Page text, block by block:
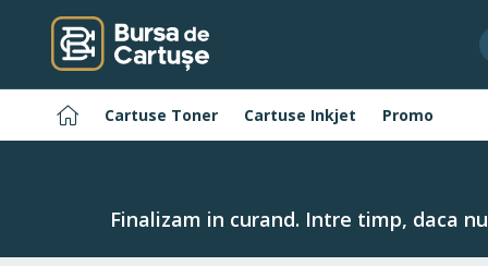
Navigați
la
Conținut
PaginaCartuse Toner Cartuse Inkjet Promo
Finalizam in curand. Intre timp, daca